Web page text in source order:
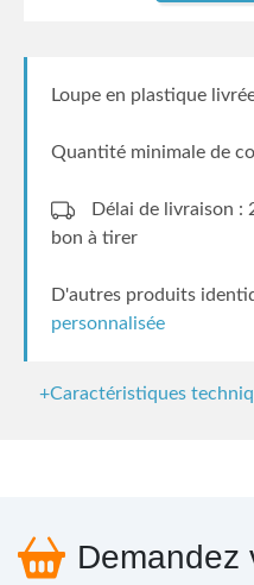
Loupe en plastique
Quantité minimale de
Délai de livraison :
bon à tirer
D'autres produits
personnalisée
+Caractéristiques
Demandez